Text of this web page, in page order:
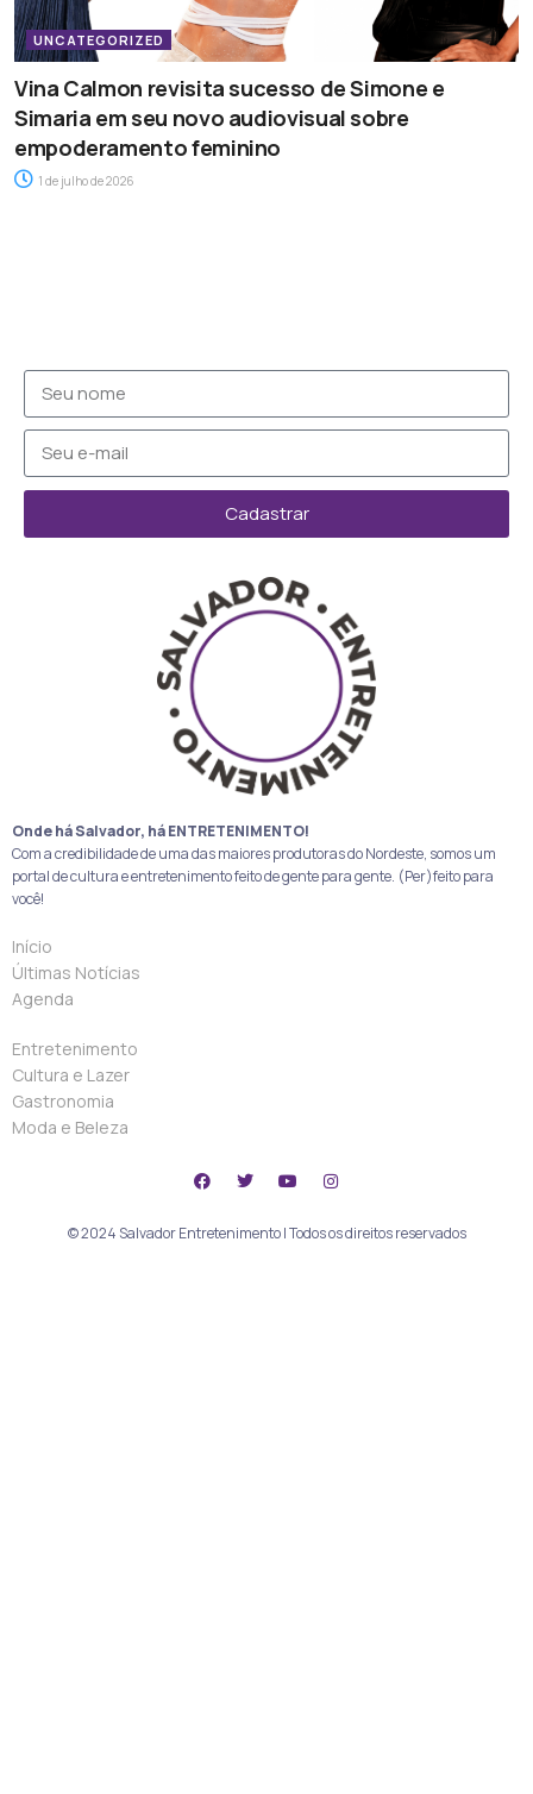
UNCATEGORIZED
Vina Calmon revisita sucesso de Simone e
Simaria em seu novo audiovisual sobre
empoderamento feminino
1 de julho de 2026
Cadastrar
Onde há Salvador, há ENTRETENIMENTO!
Com a credibilidade de uma das maiores produtoras do Nordeste, somos um
portal de cultura e entretenimento feito de gente para gente. (Per)feito para
você!
Início
Últimas Notícias
Agenda
Entretenimento
Cultura e Lazer
Gastronomia
Moda e Beleza
© 2024 Salvador Entretenimento | Todos os direitos reservados